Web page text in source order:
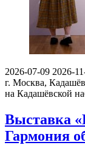
2026-07-09 2026-
г. Москва,
на Кадашёвской
Выставка
Гармония